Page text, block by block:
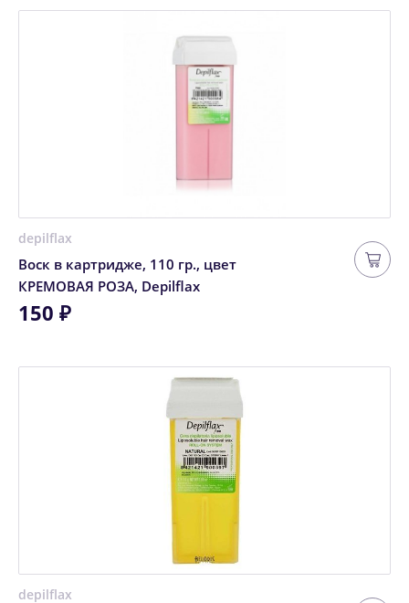
depilflax
Воск в картридже, 110 гр., цвет
КРЕМОВАЯ РОЗА, Depilflax
150 ₽
depilflax